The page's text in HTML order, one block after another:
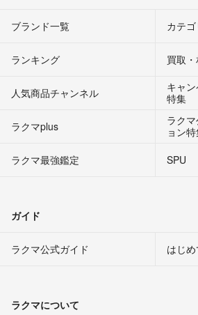
ブランド一覧 カテ
ランキング 買取
人気商品チャンネル
キャ
特集
ラクマplus
ラク
ョン
ラクマ最強鑑定
SPU
ガイド
ラクマ公式ガイド はじ
ラクマについて